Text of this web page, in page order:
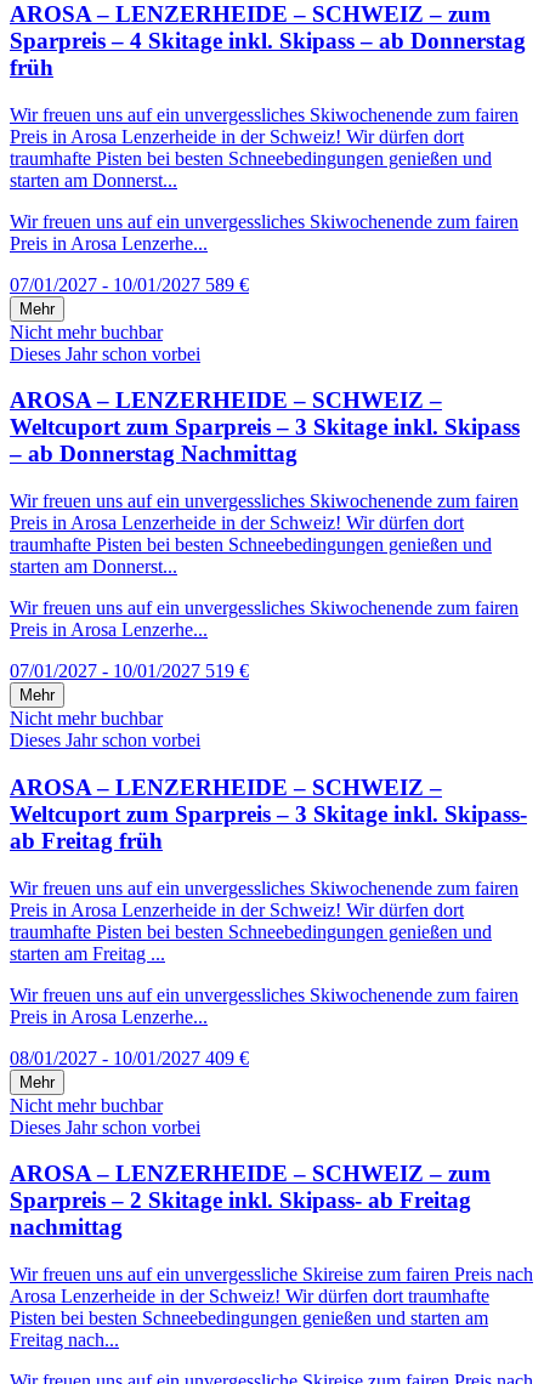
AROSA – LENZERHEIDE – SCHWEIZ – zum
Sparpreis – 4 Skitage inkl. Skipass – ab Donnerstag
früh
Wir freuen uns auf ein unvergessliches Skiwochenende zum fairen
Preis in Arosa Lenzerheide in der Schweiz! Wir dürfen dort
traumhafte Pisten bei besten Schneebedingungen genießen und
starten am Donnerst...
Wir freuen uns auf ein unvergessliches Skiwochenende zum fairen
Preis in Arosa Lenzerhe...
07/01/2027 - 10/01/2027 589 €
Mehr
Nicht mehr buchbar
Dieses Jahr schon vorbei
AROSA – LENZERHEIDE – SCHWEIZ –
Weltcuport zum Sparpreis – 3 Skitage inkl. Skipass
– ab Donnerstag Nachmittag
Wir freuen uns auf ein unvergessliches Skiwochenende zum fairen
Preis in Arosa Lenzerheide in der Schweiz! Wir dürfen dort
traumhafte Pisten bei besten Schneebedingungen genießen und
starten am Donnerst...
Wir freuen uns auf ein unvergessliches Skiwochenende zum fairen
Preis in Arosa Lenzerhe...
07/01/2027 - 10/01/2027 519 €
Mehr
Nicht mehr buchbar
Dieses Jahr schon vorbei
AROSA – LENZERHEIDE – SCHWEIZ –
Weltcuport zum Sparpreis – 3 Skitage inkl. Skipass-
ab Freitag früh
Wir freuen uns auf ein unvergessliches Skiwochenende zum fairen
Preis in Arosa Lenzerheide in der Schweiz! Wir dürfen dort
traumhafte Pisten bei besten Schneebedingungen genießen und
starten am Freitag ...
Wir freuen uns auf ein unvergessliches Skiwochenende zum fairen
Preis in Arosa Lenzerhe...
08/01/2027 - 10/01/2027 409 €
Mehr
Nicht mehr buchbar
Dieses Jahr schon vorbei
AROSA – LENZERHEIDE – SCHWEIZ – zum
Sparpreis – 2 Skitage inkl. Skipass- ab Freitag
nachmittag
Wir freuen uns auf ein unvergessliche Skireise zum fairen Preis nach
Arosa Lenzerheide in der Schweiz! Wir dürfen dort traumhafte
Pisten bei besten Schneebedingungen genießen und starten am
Freitag nach...